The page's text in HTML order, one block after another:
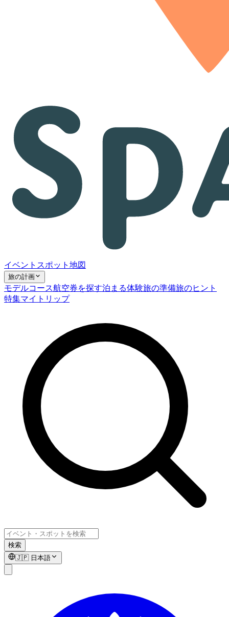
イベント スポット 地図
旅の計画
モデルコース航空券を探す泊まる体験旅の準備旅のヒント
特集マイトリップ
検索
🇯🇵 日本語